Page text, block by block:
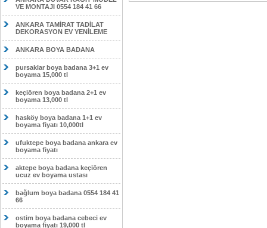
VE MONTAJI 0554 184 41 66
ANKARA TAMİRAT TADİLAT
DEKORASYON EV YENİLEME
ANKARA BOYA BADANA
pursaklar boya badana 3+1 ev
boyama 15,000 tl
keçiören boya badana 2+1 ev
boyama 13,000 tl
hasköy boya badana 1+1 ev
boyama fiyatı 10,000tl
ufuktepe boya badana ankara ev
boyama fiyatı
aktepe boya badana keçiören
ucuz ev boyama ustası
bağlum boya badana 0554 184 41
66
ostim boya badana cebeci ev
boyama fiyatı 19,000 tl